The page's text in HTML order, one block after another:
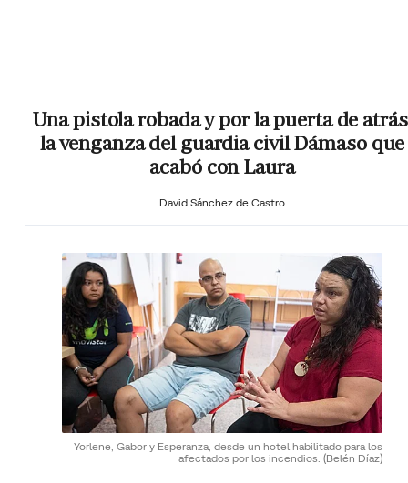
Una pistola robada y por la puerta de
la venganza del guardia civil Dámaso que
acabó con Laura
David Sánchez de Castro
Yorlene, Gabor y Esperanza, desde un hotel habilitado para los
afectados por los incendios. (Belén Díaz)